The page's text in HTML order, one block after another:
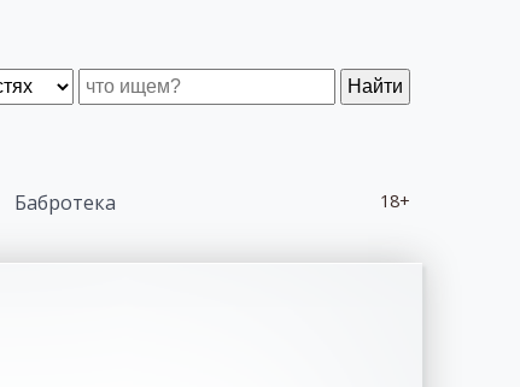
Найти
18+
Бабротека